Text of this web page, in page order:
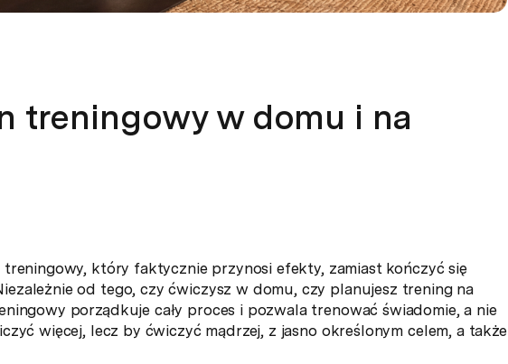
treningowy w domu i na
treningowy, który faktycznie przynosi efekty, zamiast kończyć się
od tego, czy ćwiczysz w domu, czy planujesz trening na
porządkuje cały proces i pozwala trenować świadomie, a nie
więcej, lecz by ćwiczyć mądrzej, z jasno określonym celem, a także